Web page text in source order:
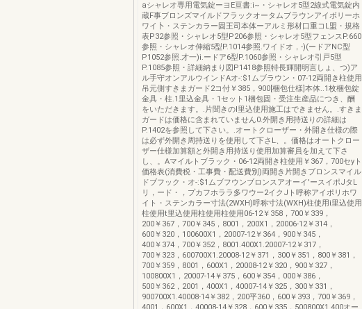
aシャレオ専用電気錠ーヨE亘書:i~・シャレオ5型2線式電気錠内
蔵F事ブロンズマイルドフラックオータムブラウンアイボリーホ
ワイ卜・ステンカラー固王司本体ーアルミ形材口重コL盟・規格
表P32参照・シャレオ5型P206参照・シャレオ5型フェンスP.660
参照・シャレオ伸縮5型P.1014参照.ワイドオ，-)(ードアNC型
P1052参照.才一)i.ードア6型P.1060参照・シャレオ引戸5型
P.1085参照・詳細納まり図P1418参照特長輝開明言しょ、つ)ア
ル手守オンアルウインドAオ-:$1ムブラウン・07-12両開き柱使用
吊元側すきまガード2コ付￥385，900[梱包仕様]本体..1枚梱包錠
金具・柱.1里込金具・1セット1梱包固・受注生産品につき、酬
をいただきます。.片聞きのI里込使用施工はできません。.すきま
ガードは価格に含まれていません0.外開き用持送りの詳細は
P.1402を参照して下さい。.オートクローザー・外開き仕様の際
は必ず外開き周持送りを使用して下さL、。価格はオートクロー
ザー仕様加算額と外開き用持送り使用加算審員を加えて下さ
し、。Aマイルトブラック・06-12両開き柱使用￥367，700セyト
価格表(消費税・工事費・配送費別)両開き片開きブロンスマイル
ドブフック・オ-:$1ムブフウンブロンスアオーイ'ースイポJタL
リ，ード・，プカフホララ多ワウー2イクJト呼称アイポリホワ
イト・ステンカラー寸法(2WXH)呼称寸法(WXH)柱使用i里込使用
柱使用t里込使用柱使用柱使用06-12￥358，700￥339，
200￥367，700￥345，8001，200X1，20006-12￥314，
600￥320，100600X1，20007-12￥364，900￥345，
400￥374，700￥352，8001.400X1.20007-12￥317，
700￥323，600700X1.20008-12￥371，300￥351，800￥381，
700￥359，8001，600X1，20008-12￥320，900￥327，
100800X1，20007-14￥375，600￥354，000￥386，
500￥362，2001，400X1，40007-14￥325，300￥331，
900700X1.40008-14￥382，200平360，600￥393，700￥369，